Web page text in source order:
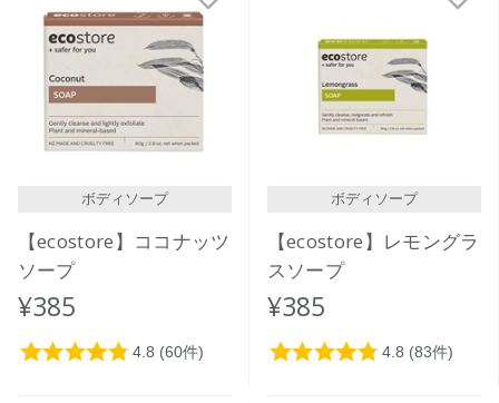
ボディソープ
【ecostore】ココナッツ
ソープ
¥385
ボディソープ
【ecostore】レモングラ
スソープ
¥385